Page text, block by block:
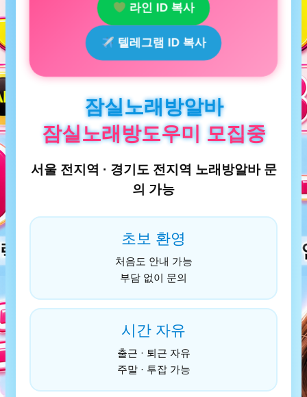
라인 ID 복사
텔레그램 ID 복사
잠실노래방알바
잠실노래방도우미 모집중
서울 전지역 · 경기도 전지역 노래방알바 문
의 가능
초보 환영
처음도 안내 가능
부담 없이 문의
시간 자유
출근 · 퇴근 자유
주말 · 투잡 가능